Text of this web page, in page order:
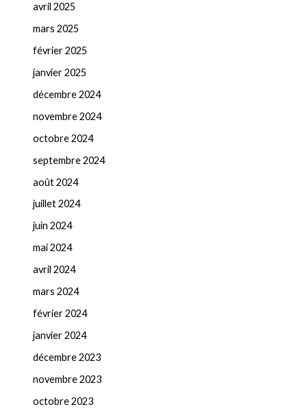
avril 2025
mars 2025
février 2025
janvier 2025
décembre 2024
novembre 2024
octobre 2024
septembre 2024
août 2024
juillet 2024
juin 2024
mai 2024
avril 2024
mars 2024
février 2024
janvier 2024
décembre 2023
novembre 2023
octobre 2023